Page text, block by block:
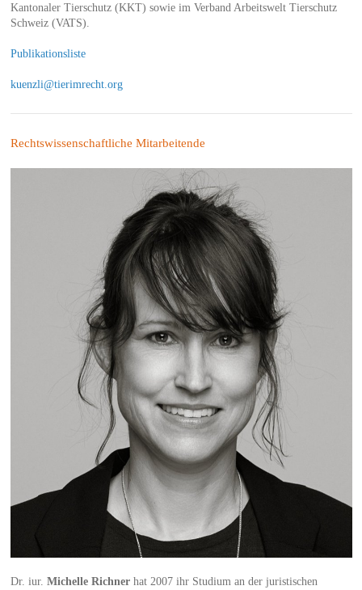
Kantonaler Tierschutz (KKT) sowie im Verband Arbeitswelt Tierschutz
Schweiz (VATS).
Publikationsliste
kuenzli@tierimrecht.org
Rechtswissenschaftliche Mitarbeitende
Dr. iur. Michelle Richnerhat 2007 ihr Studium an der juristischen